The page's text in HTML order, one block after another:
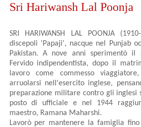
Sri Hariwansh Lal Poonja
SRI HARIWANSH LAL POONJA
discepoli 'Papaji', nacque nel Punjab
Pakistan. A nove anni sperimentò il
Fervido indipendentista, dopo il
lavoro come commesso
arruolarsi nell'esercito inglese,
preparazione militare contro gli inglesi
posto di ufficiale e nel 1944
maestro, Ramana Maharshi.
Lavorò per mantenere la famiglia